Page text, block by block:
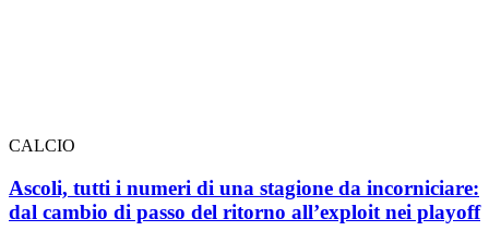
CALCIO
Ascoli, tutti i numeri di una stagione da incorniciare:
dal cambio di passo del ritorno all’exploit nei playoff